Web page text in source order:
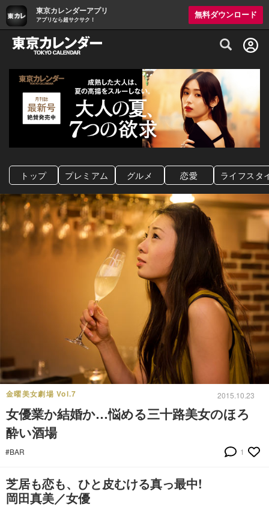
東京カレンダーアプリ
アプリなら超サクサク！
無料ダウンロード
グルメ情報・プレミアムレストラン予約
トップ プレミアム グルメ 恋愛 ライフスタ
金曜美女劇場 Vol.7 2015.10.23
女優業か結婚か…悩める三十路美女のほろ
酔い酒場
#BAR 1
芝居も恋も、ひと皮むける真っ最中!
岡田真美／女優